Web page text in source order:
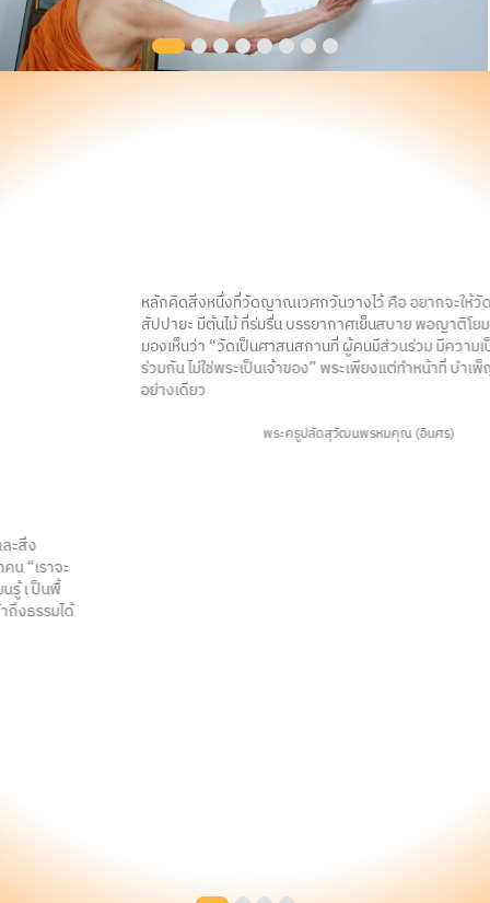
สัปปายะ มีต้นไม้ ที่ร่มรื่น บรรยากาศเย็นสบาย พอญาติโยม เดินเข้ามา
มองเห็นว่า “วัดเป็นศาสนสถานที่ ผู้คนมีส่วนร่วม มีความเป็นเจ้าของ
ร่วมกัน ไม่ใช่พระเป็นเจ้าของ” พระเพียงแต่ทำหน้าที่ บำเพ็ญศาสนกิจ